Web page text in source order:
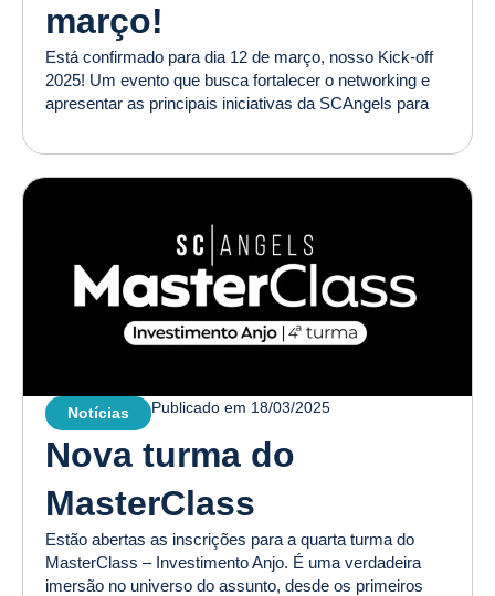
março!
Está confirmado para dia 12 de março, nosso Kick-off
2025! Um evento que busca fortalecer o networking e
apresentar as principais iniciativas da SCAngels para
Notícias Publicado em 18/03/2025
Nova turma do
MasterClass
Estão abertas as inscrições para a quarta turma do
MasterClass – Investimento Anjo. É uma verdadeira
imersão no universo do assunto, desde os primeiros